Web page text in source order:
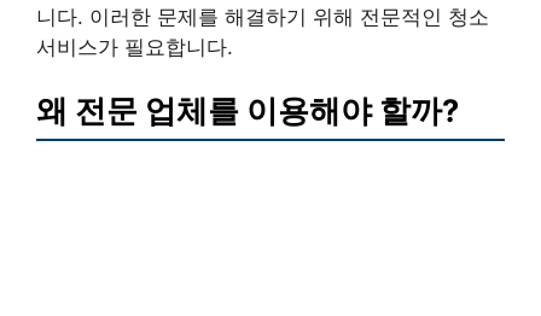
니다. 이러한 문제를 해결하기 위해 전문적인 청소
서비스가 필요합니다.
왜 전문 업체를 이용해야 할까?